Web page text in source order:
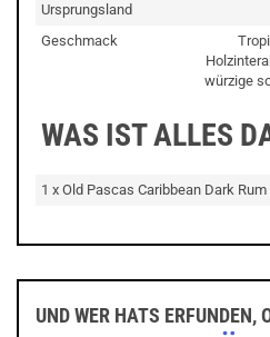
Ursprungsland
Geschmack
würzige
WAS IST ALLES
1 x Old Pascas Caribbean Dark Rum
UND WER HATS ERFUNDEN,